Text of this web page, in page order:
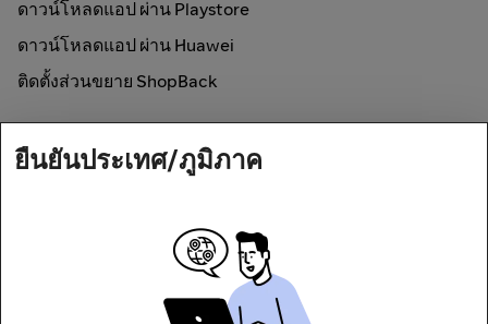
ดาวน์โหลดแอป ผ่าน Playstore
ดาวน์โหลดแอป ผ่าน Huawei
ติดตั้งส่วนขยาย ShopBack
ช้อปออนไลน์และรับเงินคืน
ยืนยันประเทศ/ภูมิภาค